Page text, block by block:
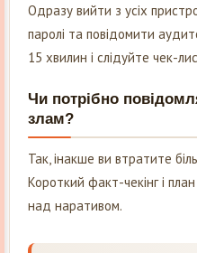
Одразу вийти з усіх
паролі та повідомити
15 хвилин і слідуйте чек-
Чи потрібно
злам?
Так, інакше ви втратите
Короткий факт-чекінг і
над наративом.